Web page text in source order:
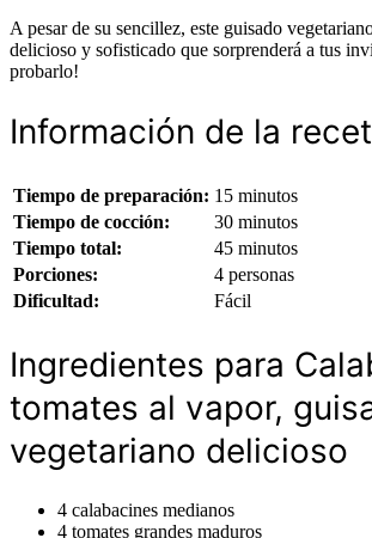
A pesar de su sencillez, este guisado
delicioso y sofisticado que sorprenderá a tus
probarlo!
Información de la
Tiempo de preparación: 15 minutos
Tiempo de cocción:
30 minutos
Tiempo total:
45 minutos
Porciones:
4 personas
Dificultad:
Fácil
Ingredientes para
tomates al vapor,
vegetariano delicioso
4 calabacines medianos
4 tomates grandes maduros